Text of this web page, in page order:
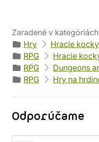
Zaradené v kategóriách
Hry
Hracie kocky
RPG
Hracie
RPG
Dungeons
RPG
Hry na
Odporúčame